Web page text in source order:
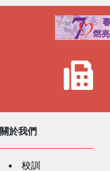
關於我們
校訓